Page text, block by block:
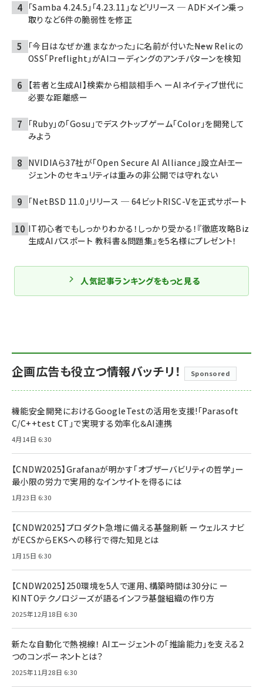
「Samba 4.24.5」「4.23.11」などリリース ─ ADドメイン乗っ
取りなど6件の脆弱性を修正
「今日はなぜか進まなかった」に名前が付いた――New Relicの
OSS「Preflight」がAIコーディングのアンチパターンを検知
【若者と生成AI】検索から相談相手へ ーAIネイティブ世代に
必要な距離感ー
「Ruby」の「Gosu」でデスクトップゲーム「Color」を開発して
みよう
NVIDIAら37社が「Open Secure AI Alliance」設立――AIエー
ジェントのセキュリティは重みの非公開では守れない
「NetBSD 11.0」リリース ─ 64ビットRISC-Vを正式サポート
IT初心者でもしっかりわかる！しっかり受かる！『徹底攻略Biz
生成AIパスポート 教科書＆問題集』を5名様にプレゼント！
人気記事ランキングをもっと見る
企画広告も役立つ情報バッチリ！ Sponsored
機能安全開発におけるGoogleTestの活用を支援!「Parasoft
C/C++test CT」で実現する効率化＆AI連携
4月14日 6:30
【CNDW2025】Grafanaが明かす「オブザーバビリティの哲学」ー
最小限の労力で実用的なインサイトを得るには
1月23日 6:30
【CNDW2025】プロダクト急増に備える基盤刷新 ーウェルスナビ
がECSからEKSへの移行で得た知見とは
1月15日 6:30
【CNDW2025】250環境を5人で運用、構築時間は30分に ー
KINTOテクノロジーズが語るインフラ基盤組織の作り方
2025年12月18日 6:30
新たな自動化で熱視線！ AIエージェントの「推論能力」を支える2
つのコンポーネントとは？
2025年11月28日 6:30